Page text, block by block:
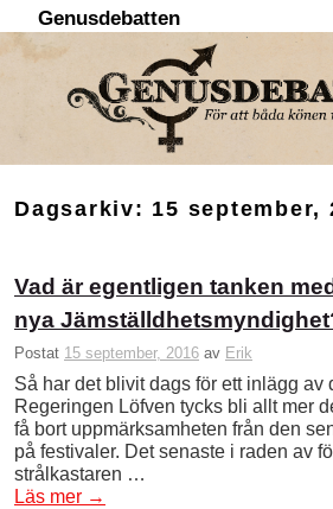
Genusdebatten
Dagsarkiv: 15 september,
Vad är egentligen tanken
nya
Postat 15 september, 2016 av Erik
Så har det blivit dags för ett inlägg av
Regeringen Löfven tycks bli allt mer
få bort uppmärksamheten från den
på festivaler. Det senaste i raden av
strålkastaren …
Läs mer →